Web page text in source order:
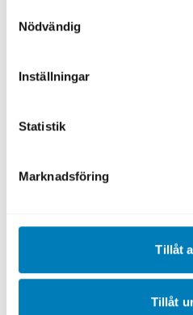
Nödvändig
Inställningar
Statistik
Marknadsföring
Tillåt
Tillåt
Med lån i lokal valuta
minska ränte- och